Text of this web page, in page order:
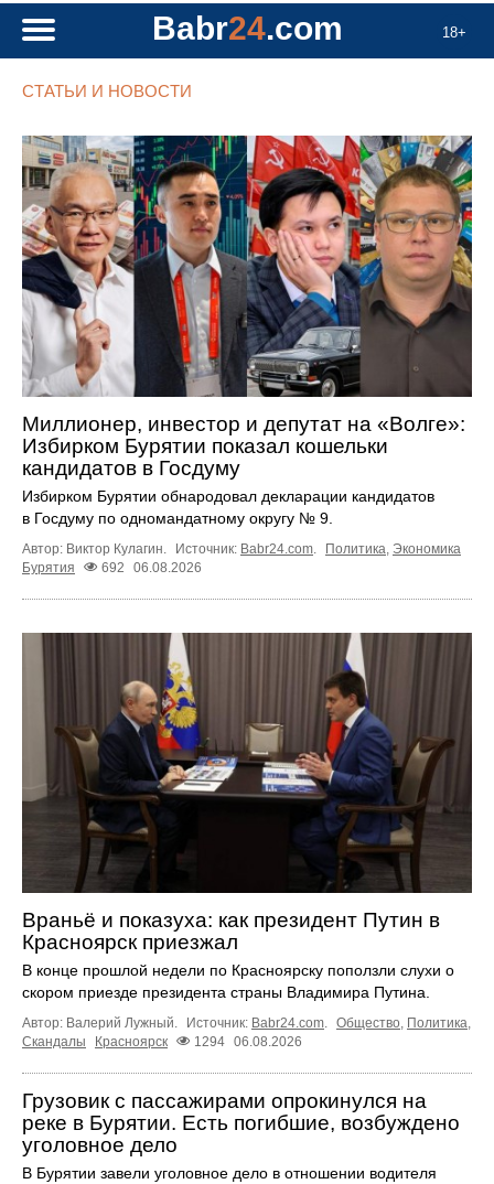
18+
Babr24.com
СТАТЬИ И НОВОСТИ
Миллионер, инвестор и депутат на «Волге»:
Избирком Бурятии показал кошельки
кандидатов в Госдуму
Избирком Бурятии обнародовал декларации кандидатов
в Госдуму по одномандатному округу № 9.
Автор: Виктор Кулагин. Источник: Babr24.com Политика Экономика
Бурятия
692 06.08.2026
Враньё и показуха: как президент Путин в
Красноярск приезжал
В конце прошлой недели по Красноярску поползли слухи о
скором приезде президента страны Владимира Путина.
Автор: Валерий Лужный. Источник: Babr24.com. Общество, Политика,
Скандалы
Красноярск 1294 06.08.2026
Грузовик с пассажирами опрокинулся на
реке в Бурятии. Есть погибшие, возбуждено
уголовное дело
В Бурятии завели уголовное дело в отношении водителя